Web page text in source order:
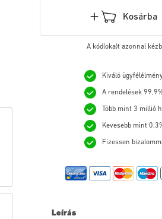
Kosárba
A kód(oka)t azonnal
Kiváló
A rendelések
Több mint 3 millió
Kevesebb mint
Fizessen
Leírás